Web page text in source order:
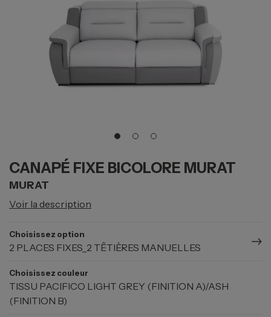
CANAPÉ FIXE BICOLORE MURAT
MURAT
Voir la description
Choisissez option
2 PLACES FIXES_2 TÊTIÈRES MANUELLES
Choisissez couleur
TISSU PACIFICO LIGHT GREY (FINITION A)/ASH
(FINITION B)